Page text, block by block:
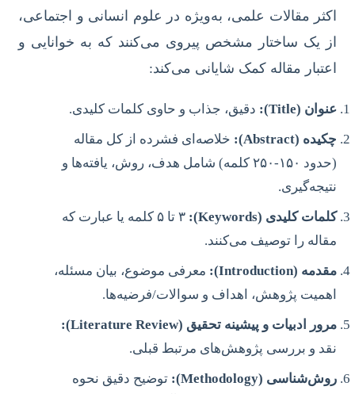
اکثر مقالات علمی، به‌ویژه در علوم انسانی و اجتماعی،
از یک ساختار مشخص پیروی می‌کنند که به خوانایی و
اعتبار مقاله کمک شایانی می‌کند:
عنوان (Title):
دقیق، جذاب و حاوی کلمات کلیدی.
چکیده (Abstract):
خلاصه‌ای فشرده از کل مقاله
(حدود ۱۵۰-۲۵۰ کلمه) شامل هدف، روش، یافته‌ها و
نتیجه‌گیری.
کلمات کلیدی (Keywords):
۳ تا ۵ کلمه یا عبارت که
مقاله را توصیف می‌کنند.
مقدمه (Introduction):
معرفی موضوع، بیان مسئله،
اهمیت پژوهش، اهداف و سوالات/فرضیه‌ها.
مرور ادبیات و پیشینه تحقیق (Literature Review):
نقد و بررسی پژوهش‌های مرتبط قبلی.
روش‌شناسی (Methodology):
توضیح دقیق نحوه